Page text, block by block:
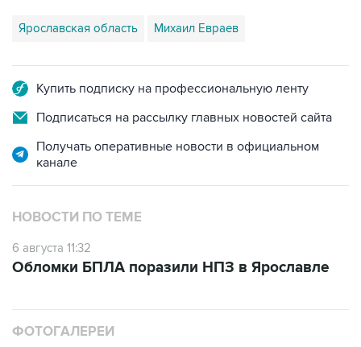
Ярославская область Михаил Евраев
Купить подписку на профессиональную ленту
Подписаться на рассылку главных новостей сайта
Получать оперативные новости в официальном
канале
НОВОСТИ ПО ТЕМЕ
6 августа 11:32
Обломки БПЛА поразили НПЗ в Ярославле
ФОТОГАЛЕРЕИ